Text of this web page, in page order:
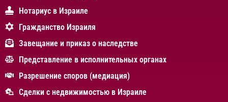
Нотариус в Израиле
Гражданство Израиля
Завещание и приказ о наследстве
Представление в исполнительных органах
Разрешение споров (медиация)
Сделки с недвижимостью в Израиле